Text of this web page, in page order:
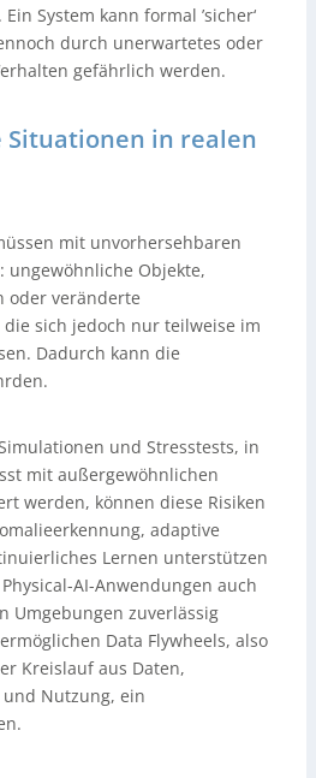
System kann formal ’sicher‘
durch unerwartetes oder
gefährlich werden.
Situationen in realen
mit unvorhersehbaren
ungewöhnliche Objekte,
oder veränderte
sich jedoch nur teilweise im
Dadurch kann die
und Stresstests, in
mit außergewöhnlichen
werden, können diese Risiken
adaptive
Lernen unterstützen
AI-Anwendungen auch
Umgebungen zuverlässig
Data Flywheels, also
Kreislauf aus Daten,
Nutzung, ein